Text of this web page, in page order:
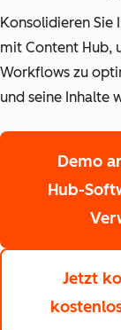
Konsolidieren
mit Content Hub,
Workflows zu
und seine Inhalte
Demo
Hub-
Jetzt